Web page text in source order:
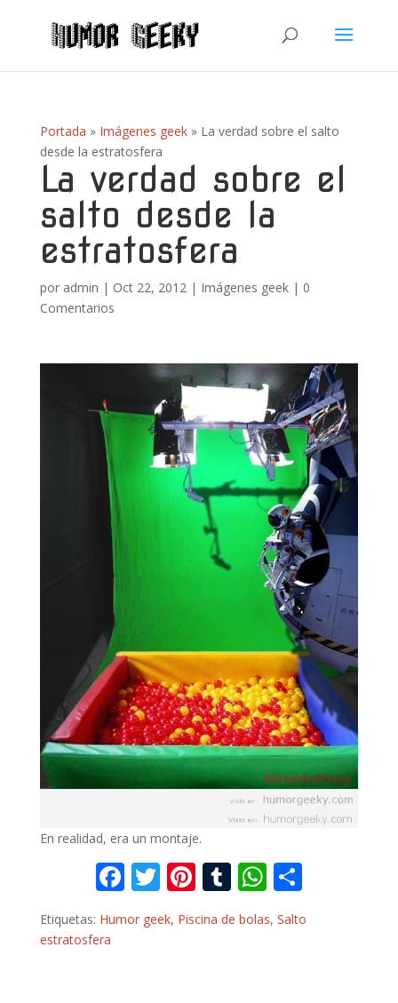
Portada » Imágenes geek» La verdad sobre el salto
desde la estratosfera
La verdad sobre el
salto desde la
estratosfera
por admin | Oct 22, 2012| Imágenes geek| 0
Comentarios
En realidad, era un montaje.
F
e
T
w
itt
Pi
nt
er
T
u
m
W
h
at m
Etiquetas: Humor geek, Piscina de bolas, Salto
estratosfera